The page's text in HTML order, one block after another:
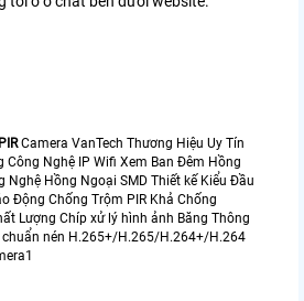
Camera VanTech Thương Hiệu Uy Tín
Công Nghệ IP Wifi Xem Ban Đêm Hồng
Nghệ Hồng Ngoại SMD Thiết kế Kiểu Đầu
Động Chống Trộm PIR Khả Chống
Lượng Chíp xử lý hình ảnh Băng Thông
nén H.265+/H.265/H.264+/H.264